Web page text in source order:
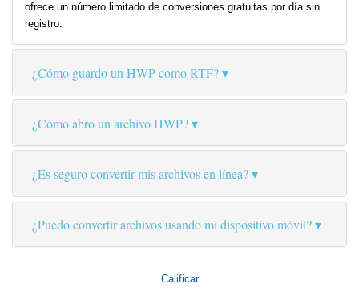
ofrece un número limitado de conversiones gratuitas por día sin
registro.
¿Cómo guardo un HWP como RTF?
¿Cómo abro un archivo HWP?
¿Es seguro convertir mis archivos en línea?
¿Puedo convertir archivos usando mi dispositivo móvil?
Calificar